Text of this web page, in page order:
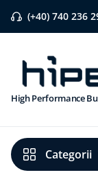
(+40) 740 236
High Performance